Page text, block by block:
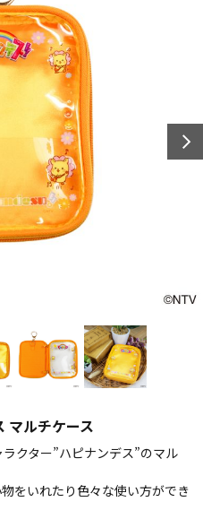
マルチケース
クター”ハピナンデス”のマル
をいれたり色々な使い方ができ